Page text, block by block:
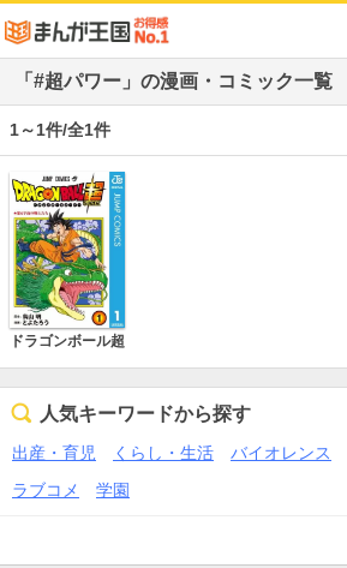
「#超パワー」の漫画・コミック一覧
1～1件/全1件
ドラゴンボール超
人気キーワードから探す
出産・育児 くらし・生活 バイオレンス
ラブコメ
学園